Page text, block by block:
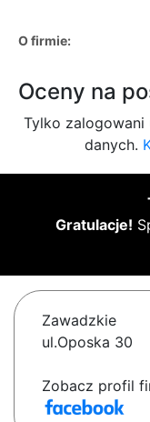
O firmie:
Oceny na
Tylko
danych.
Gratulacje!
Zawadzkie
ul.Oposka 30
Zobacz profil